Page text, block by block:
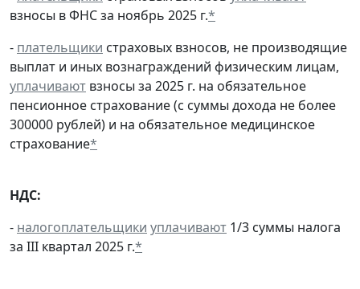
взносы в ФНС за ноябрь 2025 г.*
- плательщики страховых взносов, не производящие
выплат и иных вознаграждений физическим лицам,
уплачивают взносы за 2025 г. на обязательное
пенсионное страхование (с суммы дохода не более
300000 рублей) и на обязательное медицинское
страхование*
НДС:
- налогоплательщики уплачивают 1/3 суммы налога
за III квартал 2025 г.*